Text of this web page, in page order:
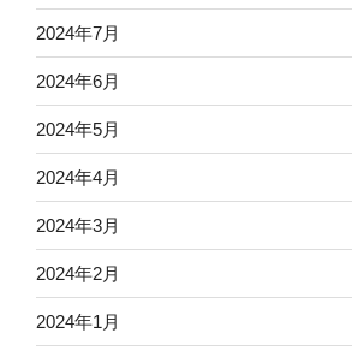
2024年7月
2024年6月
2024年5月
2024年4月
2024年3月
2024年2月
2024年1月